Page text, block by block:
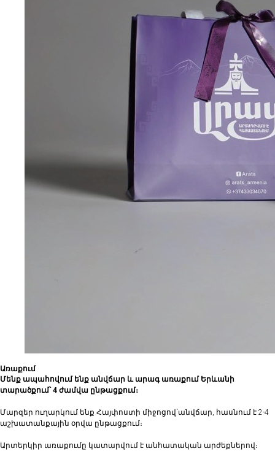
Առաքում
Մենք ապահովում ենք անվճար և արագ առաքում Երևանի
տարածքում՝ 4 ժամվա ընթացքում։
Մարզեր ուղարկում ենք Հայփոստի միջոցով`անվճար, հասնում է 2-4
աշխատանքային օրվա ընթացքում։
Արտերկիր առաքումը կատարվում է անհատական արժեքներով։